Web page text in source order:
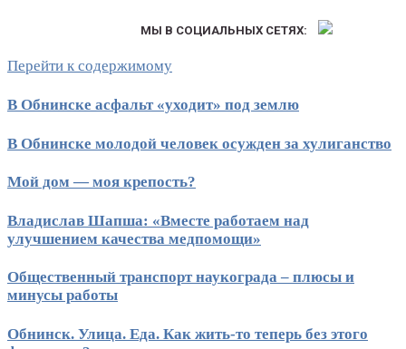
МЫ В СОЦИАЛЬНЫХ СЕТЯХ:
Перейти к содержимому
В Обнинске асфальт «уходит» под землю
В Обнинске молодой человек осужден за хулиганство
Мой дом — моя крепость?
Владислав Шапша: «Вместе работаем над
улучшением качества медпомощи»
Общественный транспорт наукограда – плюсы и
минусы работы
Обнинск. Улица. Еда. Как жить-то теперь без этого